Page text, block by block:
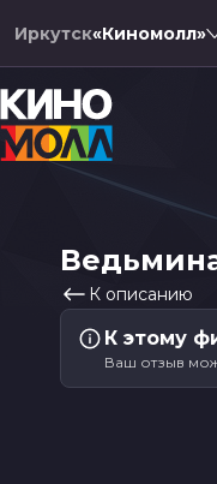
Иркутск«Киномолл»
К описанию
К этому
Ваш отзыв